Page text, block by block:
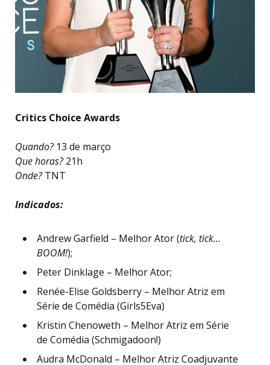
Critics Choice Awards
Quando? 13 de março
Que horas?21h
Onde?TNT
Indicados:
Andrew Garfield – Melhor Ator (tick, tick…
BOOM!);
Peter Dinklage – Melhor Ator;
Renée-Elise Goldsberry – Melhor Atriz em
Série de Comédia (Girls5Eva)
Kristin Chenoweth – Melhor Atriz em Série
de Comédia (Schmigadoon!)
Audra McDonald – Melhor Atriz Coadjuvante